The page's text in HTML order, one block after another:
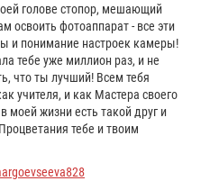
голове стопор, мешающий
освоить фотоаппарат - все эти
и понимание настроек камеры!
тебе уже миллион раз, и не
что ты лучший! Всем тебя
учителя, и как Мастера своего
моей жизни есть такой друг и
тебе и твоим